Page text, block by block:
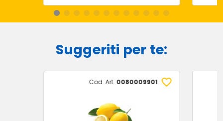
Suggeriti per te:
Cod. Art. 0080009901